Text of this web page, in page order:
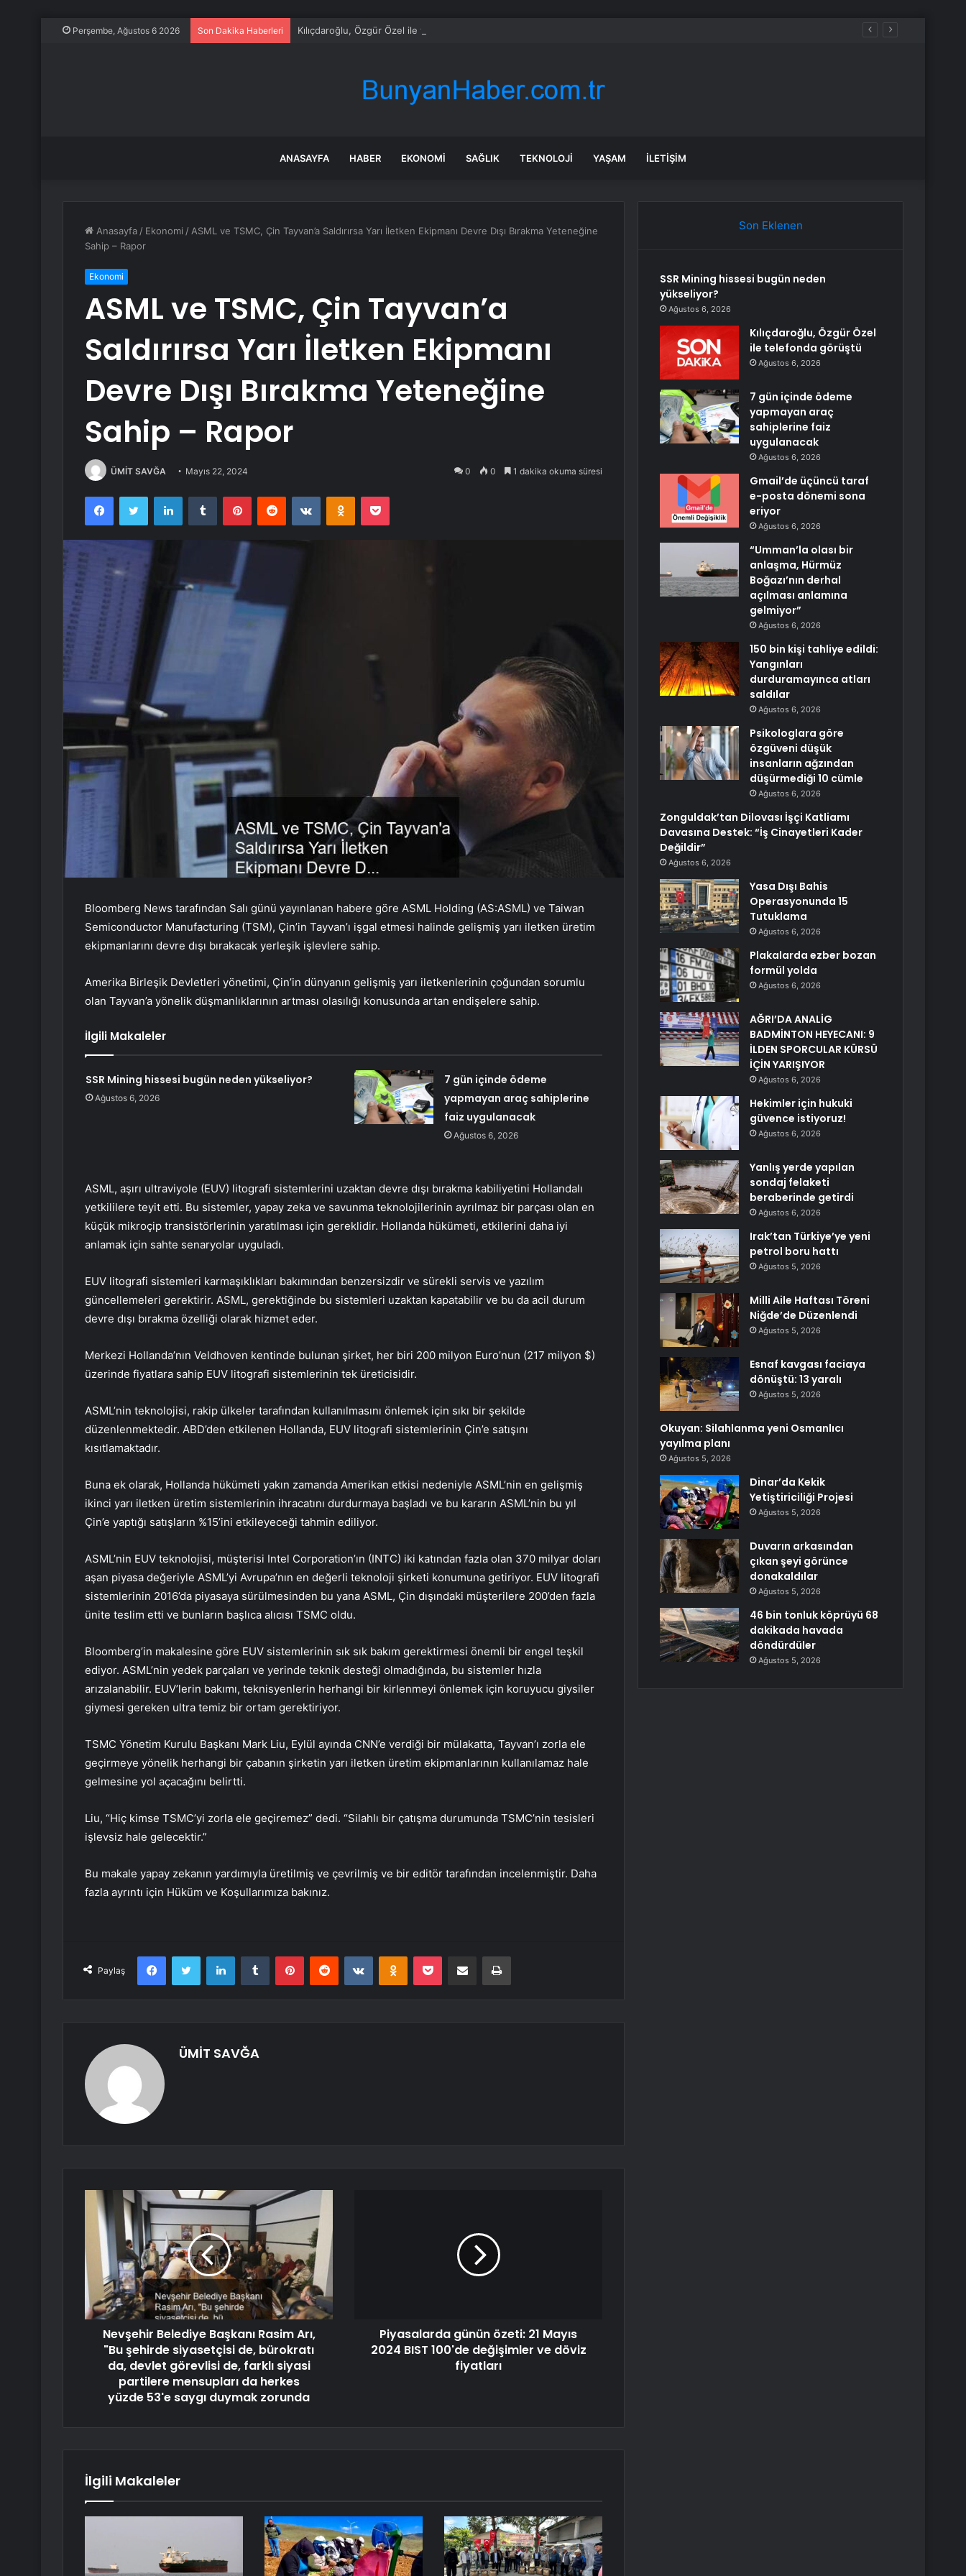
Perşembe, Ağustos 6 2026 Son Dakika Haberleri Kılıçdaroğlu, Özgür Özel ile telefonda görüştü
ANASAYFA HABER EKONOMI SAĞLIK TEKNOLOJI YAŞAM İLETIŞIM
Anasayfa / Ekonomi / ASML ve TSMC, Çin Tayvan’a Saldırırsa Yarı İletken Ekipmanı Devre Dışı Bırakma Yeteneğine
Sahip – Rapor
Ekonomi
ASML ve TSMC, Çin Tayvan’a
Saldırırsa Yarı İletken Ekipmanı
Devre Dışı Bırakma Yeteneğine
Sahip – Rapor
ÜMİT SAVĞA Mayıs 22, 2024 0 0 1 dakika okuma süresi
FacebookTwitter LinkedInTumblr PinterestReddit VKontakteOdnoklassniki
Pocket
Bloomberg News tarafından Salı günü yayınlanan habere göre ASML Holding (AS:ASML) ve Taiwan
Semiconductor Manufacturing (TSM), Çin’in Tayvan’ı işgal etmesi halinde gelişmiş yarı iletken üretim
ekipmanlarını devre dışı bırakacak yerleşik işlevlere sahip.
Amerika Birleşik Devletleri yönetimi, Çin’in dünyanın gelişmiş yarı iletkenlerinin çoğundan sorumlu
olan Tayvan’a yönelik düşmanlıklarının artması olasılığı konusunda artan endişelere sahip.
İlgili Makaleler
SSR Mining hissesi bugün neden yükseliyor?
Ağustos 6, 2026
7 gün içinde ödeme
yapmayan araç sahiplerine
faiz uygulanacak
Ağustos 6, 2026
ASML, aşırı ultraviyole (EUV) litografi sistemlerini uzaktan devre dışı bırakma kabiliyetini Hollandalı
yetkililere teyit etti. Bu sistemler, yapay zeka ve savunma teknolojilerinin ayrılmaz bir parçası olan en
küçük mikroçip transistörlerinin yaratılması için gereklidir. Hollanda hükümeti, etkilerini daha iyi
anlamak için sahte senaryolar uyguladı.
EUV litografi sistemleri karmaşıklıkları bakımından benzersizdir ve sürekli servis ve yazılım
güncellemeleri gerektirir. ASML, gerektiğinde bu sistemleri uzaktan kapatabilir ve bu da acil durum
devre dışı bırakma özelliği olarak hizmet eder.
Merkezi Hollanda’nın Veldhoven kentinde bulunan şirket, her biri 200 milyon Euro’nun (217 milyon $)
üzerinde fiyatlara sahip EUV litografi sistemlerinin tek üreticisidir.
ASML’nin teknolojisi, rakip ülkeler tarafından kullanılmasını önlemek için sıkı bir şekilde
düzenlenmektedir. ABD’den etkilenen Hollanda, EUV litografi sistemlerinin Çin’e satışını
kısıtlamaktadır.
Buna ek olarak, Hollanda hükümeti yakın zamanda Amerikan etkisi nedeniyle ASML’nin en gelişmiş
ikinci yarı iletken üretim sistemlerinin ihracatını durdurmaya başladı ve bu kararın ASML’nin bu yıl
Çin’e yaptığı satışların %15’ini etkileyeceği tahmin ediliyor.
ASML’nin EUV teknolojisi, müşterisi Intel Corporation’ın (INTC) iki katından fazla olan 370 milyar doları
aşan piyasa değeriyle ASML’yi Avrupa’nın en değerli teknoloji şirketi konumuna getiriyor. EUV litografi
sistemlerinin 2016’da piyasaya sürülmesinden bu yana ASML, Çin dışındaki müşterilere 200’den fazla
ünite teslim etti ve bunların başlıca alıcısı TSMC oldu.
Bloomberg’in makalesine göre EUV sistemlerinin sık sık bakım gerektirmesi önemli bir engel teşkil
ediyor. ASML’nin yedek parçaları ve yerinde teknik desteği olmadığında, bu sistemler hızla
arızalanabilir. EUV’lerin bakımı, teknisyenlerin herhangi bir kirlenmeyi önlemek için koruyucu giysiler
giymesi gereken ultra temiz bir ortam gerektiriyor.
TSMC Yönetim Kurulu Başkanı Mark Liu, Eylül ayında CNN’e verdiği bir mülakatta, Tayvan’ı zorla ele
geçirmeye yönelik herhangi bir çabanın şirketin yarı iletken üretim ekipmanlarının kullanılamaz hale
gelmesine yol açacağını belirtti.
Liu, “Hiç kimse TSMC’yi zorla ele geçiremez” dedi. “Silahlı bir çatışma durumunda TSMC’nin tesisleri
işlevsiz hale gelecektir.”
Bu makale yapay zekanın yardımıyla üretilmiş ve çevrilmiş ve bir editör tarafından incelenmiştir. Daha
fazla ayrıntı için Hüküm ve Koşullarımıza bakınız.
Paylaş
FacebookTwitter LinkedInTumblr PinterestReddit VKontakteOdnoklassniki
Pocket E-Posta ile paylaş Yazdır
ÜMİT SAVĞA
Nevşehir Belediye Başkanı Rasim Arı,
"Bu şehirde siyasetçisi de, bürokratı
da, devlet görevlisi de, farklı siyasi
partilere mensupları da herkes
yüzde 53'e saygı duymak zorunda
Piyasalarda günün özeti: 21 Mayıs
2024 BIST 100'de değişimler ve döviz
fiyatları
İlgili Makaleler
Son Eklenen
SSR Mining hissesi bugün neden
yükseliyor?
Ağustos 6, 2026
Kılıçdaroğlu, Özgür Özel
ile telefonda görüştü
Ağustos 6, 2026
7 gün içinde ödeme
yapmayan araç
sahiplerine faiz
uygulanacak
Ağustos 6, 2026
Gmail’de üçüncü taraf
e-posta dönemi sona
eriyor
Ağustos 6, 2026
“Umman’la olası bir
anlaşma, Hürmüz
Boğazı’nın derhal
açılması anlamına
gelmiyor”
Ağustos 6, 2026
150 bin kişi tahliye edildi:
Yangınları
durduramayınca atları
saldılar
Ağustos 6, 2026
Psikologlara göre
özgüveni düşük
insanların ağzından
düşürmediği 10 cümle
Ağustos 6, 2026
Zonguldak’tan Dilovası İşçi Katliamı
Davasına Destek: “İş Cinayetleri Kader
Değildir”
Ağustos 6, 2026
Yasa Dışı Bahis
Operasyonunda 15
Tutuklama
Ağustos 6, 2026
Plakalarda ezber bozan
formül yolda
Ağustos 6, 2026
AĞRI’DA ANALİG
BADMİNTON HEYECANI: 9
İLDEN SPORCULAR KÜRSÜ
İÇİN YARIŞIYOR
Ağustos 6, 2026
Hekimler için hukuki
güvence istiyoruz!
Ağustos 6, 2026
Yanlış yerde yapılan
sondaj felaketi
beraberinde getirdi
Ağustos 6, 2026
Irak’tan Türkiye’ye yeni
petrol boru hattı
Ağustos 5, 2026
Milli Aile Haftası Töreni
Niğde’de Düzenlendi
Ağustos 5, 2026
Esnaf kavgası faciaya
dönüştü: 13 yaralı
Ağustos 5, 2026
Okuyan: Silahlanma yeni Osmanlıcı
yayılma planı
Ağustos 5, 2026
Dinar’da Kekik
Yetiştiriciliği Projesi
Ağustos 5, 2026
Duvarın arkasından
çıkan şeyi görünce
donakaldılar
Ağustos 5, 2026
46 bin tonluk köprüyü 68
dakikada havada
döndürdüler
Ağustos 5, 2026